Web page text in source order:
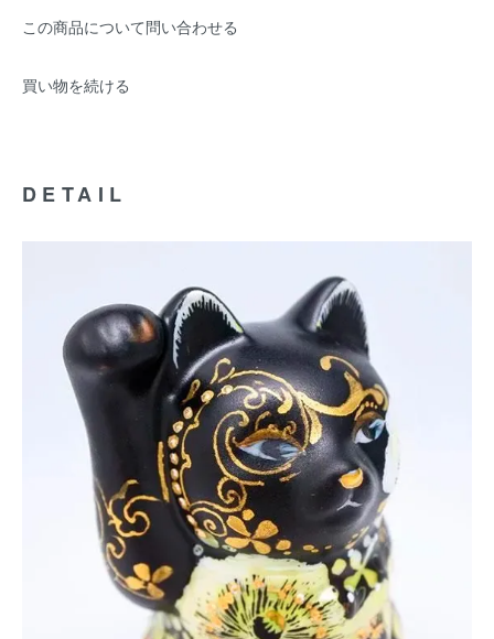
この商品について問い合わせる
買い物を続ける
DETAIL